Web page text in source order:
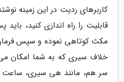
کاربرهای ردیت در این زمینه
قابلیت را راه اندازی کنید،
مکث کوتاهی نموده و سپس
خلاف سیری که به شما امکان
سر هم، مانند هی سیری، ساعت